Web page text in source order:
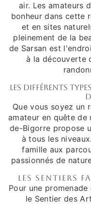
air. Les amateurs
bonheur dans cette
et en sites
pleinement de la
de Sarsan est
à la découverte
Les différents
Que vous soyez un
amateur en quête de
de-Bigorre propose
à tous les
famille aux
passionnés de
Les sentiers
Pour une
le Sentier des